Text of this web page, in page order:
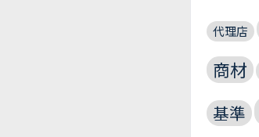
代理店
商材
基準